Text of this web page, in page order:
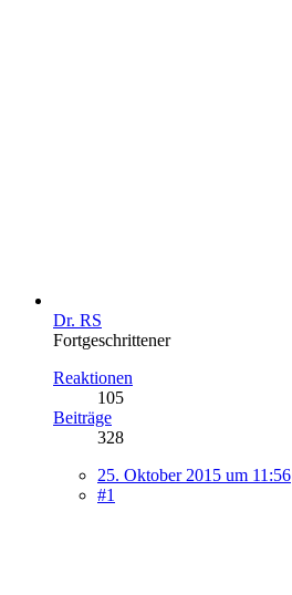
Dr. RS
Fortgeschrittener
Reaktionen
105
Beiträge
328
25. Oktober 2015 um 11:56
#1